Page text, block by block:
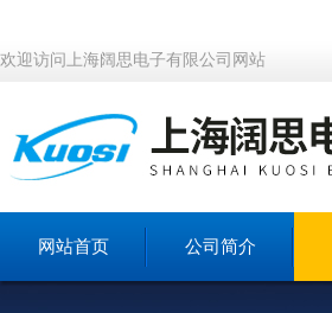
欢迎访问上海阔思电子有限公司网站
网站首页 公司简介